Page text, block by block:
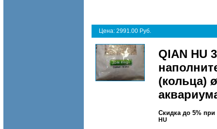
Цена: 2991.00 Руб.
QIAN HU
(кольца)
Скидка до 5%
HU